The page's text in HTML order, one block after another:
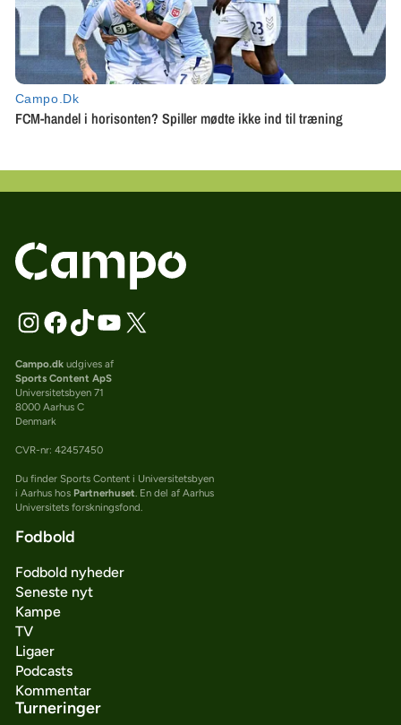
Campo.dkudgives af
Sports Content ApS
Universitetsbyen 71
8000 Aarhus C
Denmark
CVR-nr: 42457450
Du finder Sports Content i Universitetsbyen
i Aarhus hos Partnerhuset. En del af Aarhus
Universitets forskningsfond.
Fodbold
Fodbold nyheder
Seneste nyt
Kampe
TV
Ligaer
Podcasts
Kommentar
Turneringer